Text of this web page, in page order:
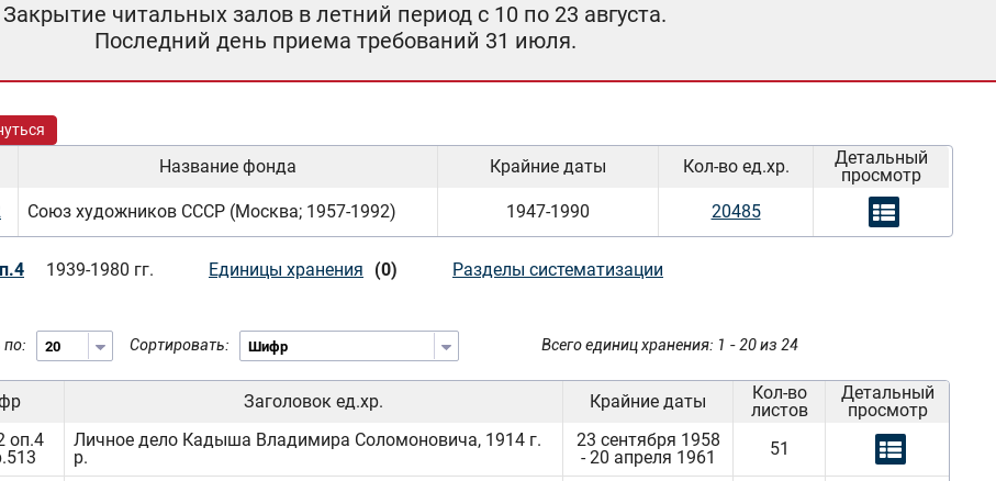
Закрытие читальных залов в летний период с 10 по 23 августа.
Последний день приема требований 31 июля.
Название фонда Крайние даты Кол-во ед.хр.
Детальный
просмотр
Союз художников СССР (Москва; 1957-1992) 1947-1990 20485
1939-1980 гг. Единицы хранения (0)
Разделы систематизации
Сортировать: Всего единиц хранения: 1 - 20 из 24
Заголовок ед.хр. Крайние даты
Кол-во
листов
Детальный
просмотр
оп.4
Личное дело Кадыша Владимира Соломоновича, 1914 г.
р.
23 сентября 1958
- 20 апреля 1961
51